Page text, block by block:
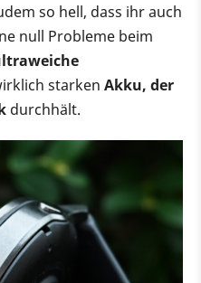
so hell, dass ihr auch
null Probleme beim
starken Akku, der
durchhält.